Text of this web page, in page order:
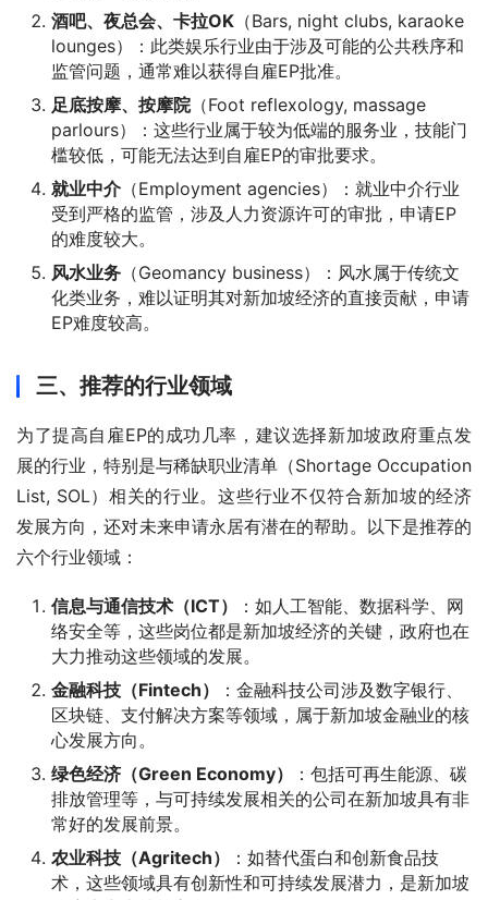
酒吧、夜总会、卡拉OK （Bars, night clubs, karaoke
lounges）：此类娱乐行业由于涉及可能的公共秩序和
监管问题，通常难以获得自雇EP批准。
足底按摩、按摩院（Foot reflexology, massage
parlours）：这些行业属于较为低端的服务业，技能门
槛较低，可能无法达到自雇EP的审批要求。
就业中介（Employment agencies）：就业中介行业
受到严格的监管，涉及人力资源许可的审批，申请EP
的难度较大。
风水业务 （Geomancy business）：风水属于传统文
化类业务，难以证明其对新加坡经济的直接贡献，申请
EP难度较高。
三、推荐的行业领域
为了提高自雇EP的成功几率，建议选择新加坡政府重点发
展的行业，特别是与稀缺职业清单（Shortage Occupation
List, SOL）相关的行业。这些行业不仅符合新加坡的经济
发展方向，还对未来申请永居有潜在的帮助。以下是推荐的
六个行业领域：
信息与通信技术（ICT）
：如人工智能、数据科学、网
络安全等，这些岗位都是新加坡经济的关键，政府也在
大力推动这些领域的发展。
金融科技（Fintech）
：金融科技公司涉及数字银行、
区块链、支付解决方案等领域，属于新加坡金融业的核
心发展方向。
绿色经济（Green Economy）
：包括可再生能源、碳
排放管理等，与可持续发展相关的公司在新加坡具有非
常好的发展前景。
农业科技（Agritech）
：如替代蛋白和创新食品技
术，这些领域具有创新性和可持续发展潜力，是新加坡